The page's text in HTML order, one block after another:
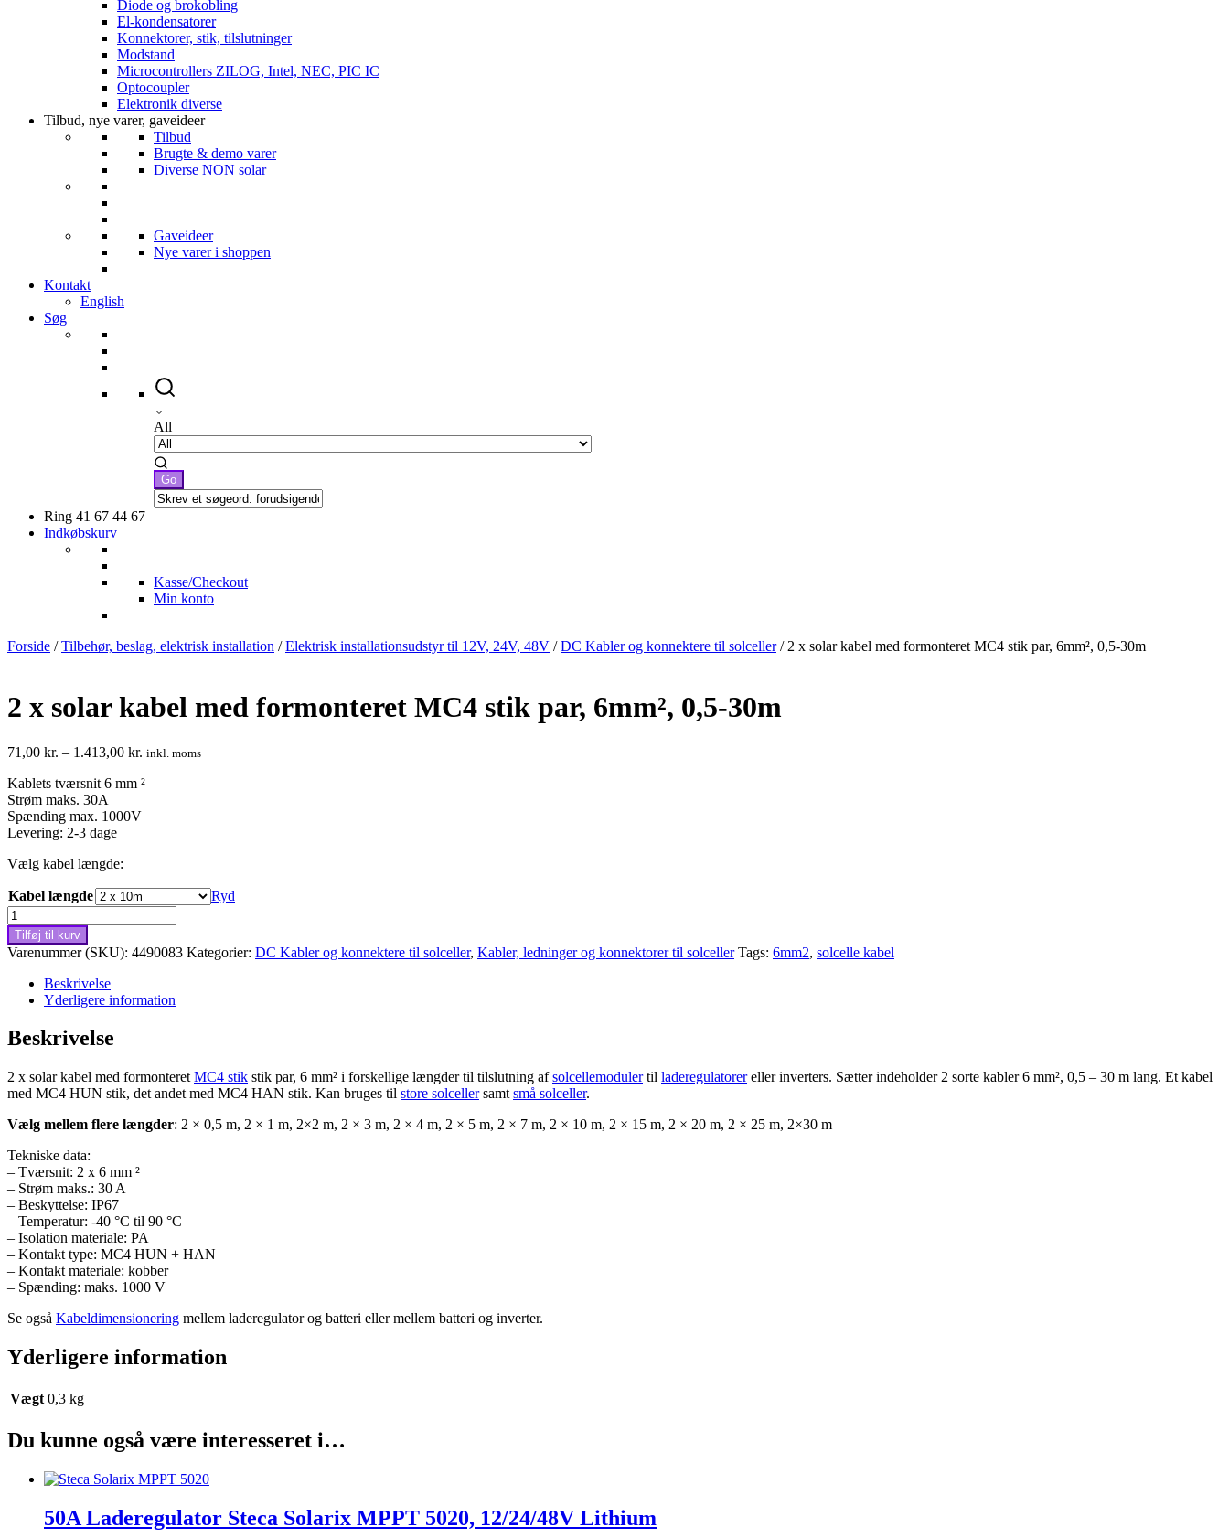
Diode og brokobling
El-kondensatorer
Konnektorer, stik, tilslutninger
Modstand
Microcontrollers ZILOG, Intel, NEC, PIC IC
Optocoupler
Elektronik diverse
Tilbud, nye varer, gaveideer
Tilbud
Brugte & demo varer
Diverse NON solar
Gaveideer
Nye varer i shoppen
Kontakt
English
Søg
All
Ring 41 67 44 67
Indkøbskurv
Kasse/Checkout
Min konto
Forside /Tilbehør, beslag, elektrisk installation /Elektrisk installationsudstyr til 12V, 24V, 48V /DC Kabler og konnektere til solceller/ 2 x solar kabel med formonteret MC4 stik par, 6mm², 0,5-30m
2 x solar kabel med formonteret MC4 stik par, 6mm², 0,5-30m
71,00 kr. – 1.413,00 kr. Prisinterval:
til
inkl. moms
Kablets tværsnit 6 mm ²
Strøm maks. 30A
Spænding max. 1000V
Levering: 2-3 dage
Vælg kabel længde:
Kabel længde
Ryd
2
x
solar
kabel
med
formonteret
stik
par,
0,5-
30m
Tilføj til kurv
Varenummer (SKU): 4490083 Kategorier: DC Kabler og konnektere til solceller, Kabler, ledninger og konnektorer til solceller Tags: 6mm2, solcelle kabel
Beskrivelse
Yderligere information
Beskrivelse
2 x solar kabel med formonteret MC4 stik stik par, 6 mm² i forskellige længder til tilslutning afsolcellemodulertil laderegulatorereller inverters. Sætter indeholder 2 sorte kabler 6 mm², 0,5 – 30 m lang. Et kabel
med MC4 HUN stik, det andet med MC4 HAN stik. Kan bruges til store solcellersamt små solceller.
Vælg mellem flere længder: 2 × 0,5 m, 2 × 1 m, 2×2 m, 2 × 3 m, 2 × 4 m, 2 × 5 m, 2 × 7 m, 2 × 10 m, 2 × 15 m, 2 × 20 m, 2 × 25 m, 2×30 m
Tekniske data:
– Tværsnit: 2 x 6 mm ²
– Strøm maks.: 30 A
– Beskyttelse: IP67
– Temperatur: -40 °C til 90 °C
– Isolation materiale: PA
– Kontakt type: MC4 HUN + HAN
– Kontakt materiale: kobber
– Spænding: maks. 1000 V
Se også Kabeldimensionering mellem laderegulator og batteri eller mellem batteri og inverter.
Yderligere information
Vægt 0,3 kg
Du kunne også være interesseret i…
50A Laderegulator Steca Solarix MPPT 5020, 12/24/48V Lithium